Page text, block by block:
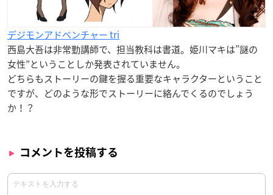
デジモンアドベンチャー tri
西島大吾は非常勤講師で、担当教科は書道。姫川マキは”謎の
女性”ということしか発表されていません。
どちらもストーリーの鍵を握る重要なキャラクターということ
ですが、どのような形でストーリーに絡んでくるのでしょう
か！？
コメントを投稿する